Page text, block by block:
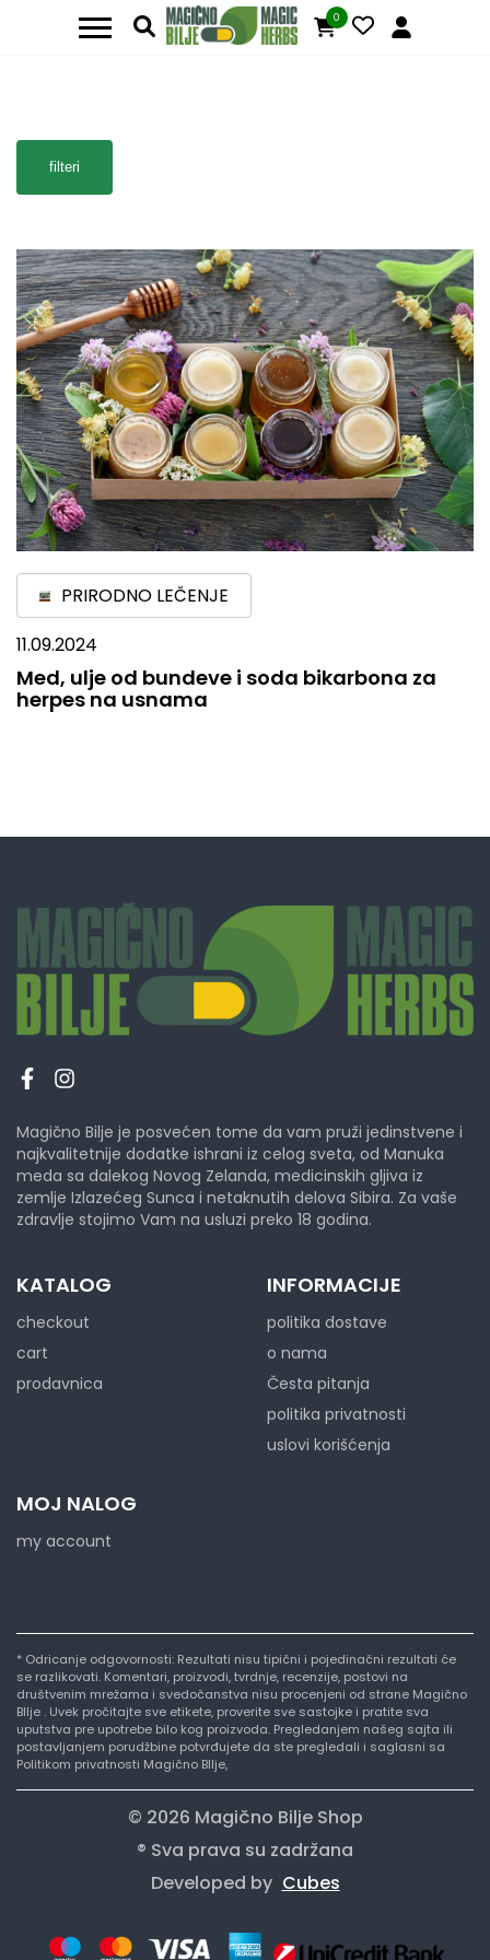
0
filteri
PRIRODNO LEČENJE
11.09.2024
Med, ulje od bundeve i soda bikarbona za
herpes na usnama
Magično Bilje je posvećen tome da vam pruži jedinstvene i
najkvalitetnije dodatke ishrani iz celog sveta, od Manuka
meda sa dalekog Novog Zelanda, medicinskih gljiva iz
zemlje Izlazećeg Sunca i netaknutih delova Sibira. Za vaše
zdravlje stojimo Vam na usluzi preko 18 godina.
KATALOG
checkout
cart
prodavnica
INFORMACIJE
politika dostave
o nama
Česta pitanja
politika privatnosti
uslovi korišćenja
MOJ NALOG
my account
* Odricanje odgovornosti: Rezultati nisu tipični i pojedinačni rezultati će
se razlikovati. Komentari, proizvodi, tvrdnje, recenzije, postovi na
društvenim mrežama i svedočanstva nisu procenjeni od strane Magično
BIlje . Uvek pročitajte sve etikete, proverite sve sastojke i pratite sva
uputstva pre upotrebe bilo kog proizvoda. Pregledanjem našeg sajta ili
postavljanjem porudžbine potvrđujete da ste pregledali i saglasni sa
Politikom privatnosti Magično BIlje,
© 2026 Magično Bilje Shop
® Sva prava su zadržana
Developed by Cubes